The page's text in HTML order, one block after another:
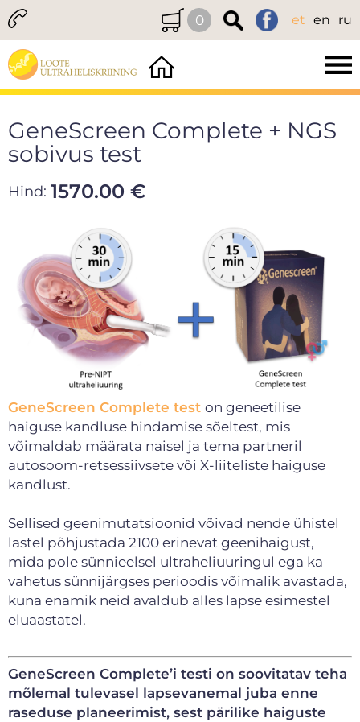
0 et en ru
GeneScreen Complete + NGS
sobivus test
Hind: 1570.00 €
GeneScreen Complete test on geneetilise
haiguse kandluse hindamise sõeltest, mis
võimaldab määrata naisel ja tema partneril
autosoom-retsessiivsete või X-liiteliste haiguse
kandlust.
Sellised geenimutatsioonid võivad nende ühistel
lastel põhjustada 2100 erinevat geenihaigust,
mida pole sünnieelsel ultraheliuuringul ega ka
vahetus sünnijärgses perioodis võimalik avastada,
kuna enamik neid avaldub alles lapse esimestel
eluaastatel.
GeneScreen Complete’i testi on soovitatav teha
mõlemal tulevasel lapsevanemal juba enne
raseduse planeerimist, sest pärilike haiguste